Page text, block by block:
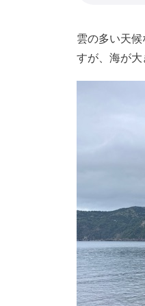
雲の多い天
すが、海が